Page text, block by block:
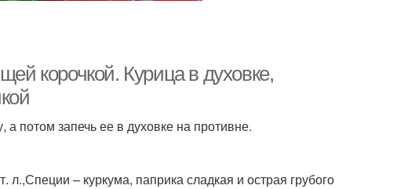
корочкой. Курица в духовке,
а потом запечь ее в духовке на противне.
– куркума, паприка сладкая и острая грубого